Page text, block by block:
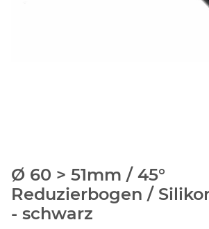
Ø 60 > 51mm / 45°
Reduzierbogen /
- schwarz